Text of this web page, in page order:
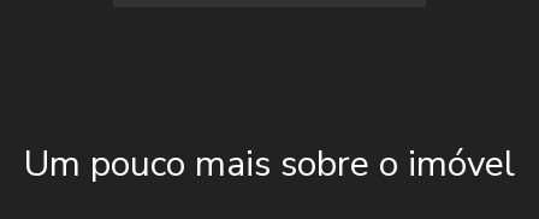
Um pouco mais sobre o imóvel